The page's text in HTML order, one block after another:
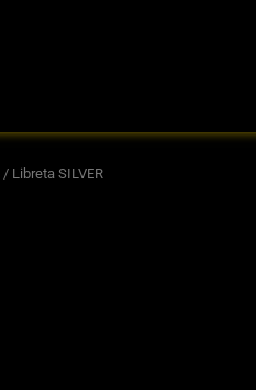
/ Libreta SILVER